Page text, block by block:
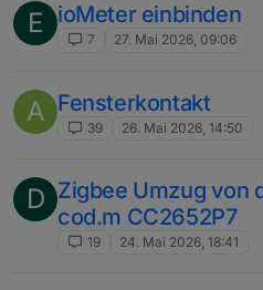
E ioMeter einbinden
7 27. Mai 2026, 09:06
A Fensterkontakt
39 26. Mai 2026, 14:50
D Zigbee Umzug von
cod.m CC2652P7
19 24. Mai 2026, 18:41